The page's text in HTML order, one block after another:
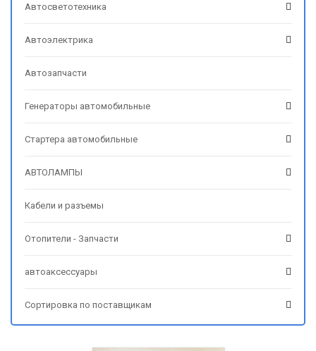
Автосветотехника
Автоэлектрика
Автозапчасти
Генераторы автомобильные
Стартера автомобильные
АВТОЛАМПЫ
Кабели и разъемы
Отопители - Запчасти
автоаксессуары
Сортировка по поставщикам